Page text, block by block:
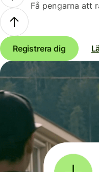
Få pengarna att
Registrera dig